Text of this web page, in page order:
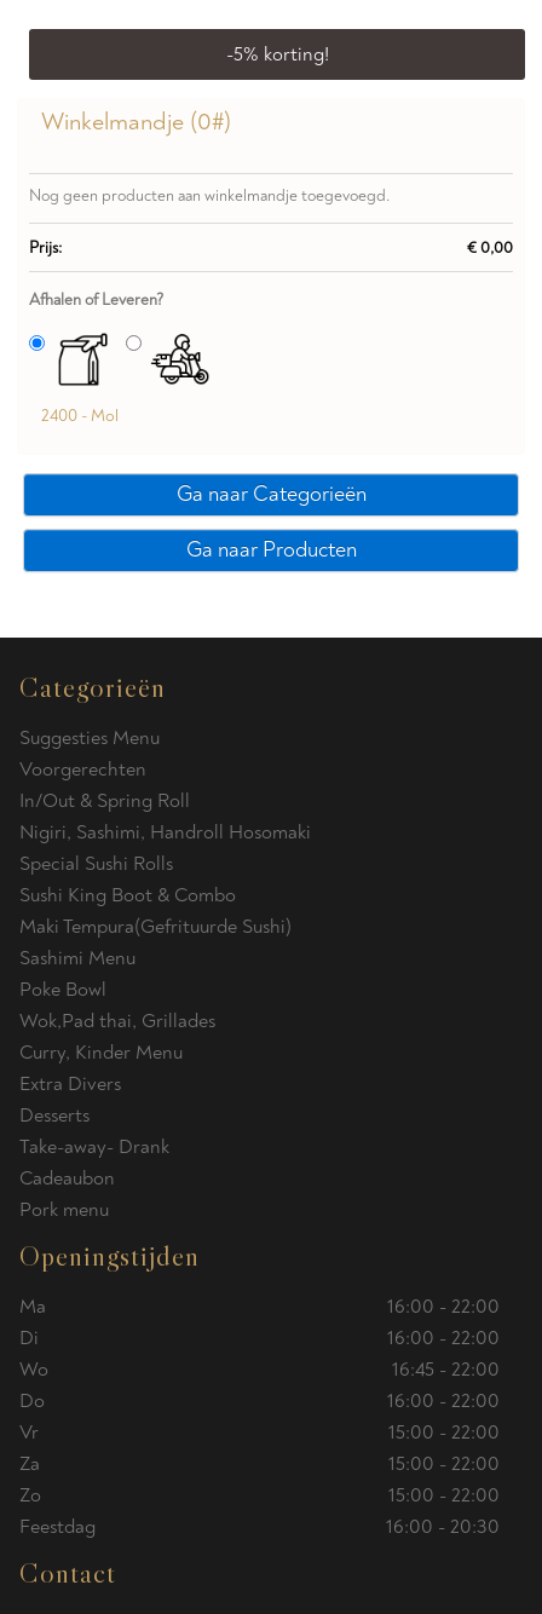
-5% korting!
Winkelmandje (0#)
Nog geen producten aan winkelmandje toegevoegd.
Prijs: € 0,00
Afhalen of Leveren?
2400 - Mol
Ga naar Categorieën
Ga naar Producten
Categorieën
Suggesties Menu
Voorgerechten
In/Out & Spring Roll
Nigiri, Sashimi, Handroll Hosomaki
Special Sushi Rolls
Sushi King Boot & Combo
Maki Tempura(Gefrituurde Sushi)
Sashimi Menu
Poke Bowl
Wok,Pad thai, Grillades
Curry, Kinder Menu
Extra Divers
Desserts
Take-away- Drank
Cadeaubon
Pork menu
Openingstijden
Ma
16:00 - 22:00
Di
16:00 - 22:00
Wo
16:45 - 22:00
Do
16:00 - 22:00
Vr
15:00 - 22:00
Za
15:00 - 22:00
Zo
15:00 - 22:00
Feestdag
16:00 - 20:30
Contact